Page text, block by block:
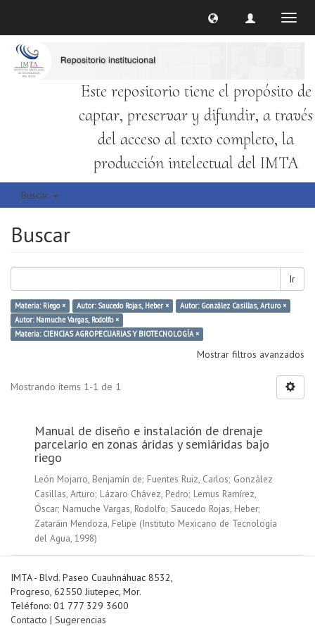
Este repositorio tiene el propósito de
captar, preservar y difundir, a través
del acceso al texto completo, la
producción intelectual del IMTA
Buscar
Buscar
Ir
Materia: Riego × Autor: Saucedo Rojas, Heber ×
Autor: González Casillas, Arturo ×
Autor: Namuche Vargas, Rodolfo ×
Materia: CIENCIAS AGROPECUARIAS Y BIOTECNOLOGÍA ×
Mostrar filtros avanzados
Mostrando ítems 1-1 de 1
Manual de diseño e instalación de drenaje
parcelario en zonas áridas y semiáridas bajo
riego
León Mojarro, Benjamín de; Fuentes Ruiz, Carlos; González
Casillas, Arturo; Lázaro Chávez, Pedro; Lemus Ramírez,
Óscar; Namuche Vargas, Rodolfo; Saucedo Rojas, Heber;
Zataráin Mendoza, Felipe (Instituto Mexicano de Tecnología
del Agua, 1998)
IMTA - Blvd. Paseo Cuauhnáhuac 8532,
Progreso, 62550 Jiutepec, Mor.
Teléfono: 01 777 329 3600
Contacto | Sugerencias